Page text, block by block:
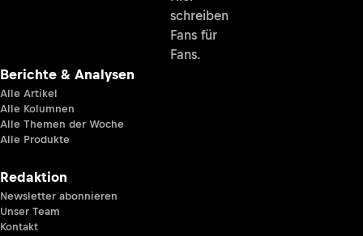
schreiben
Fans für
Fans.
Berichte & Analysen
Alle Artikel
Alle Kolumnen
Alle Themen der Woche
Alle Produkte
Redaktion
Newsletter abonnieren
Unser Team
Kontakt